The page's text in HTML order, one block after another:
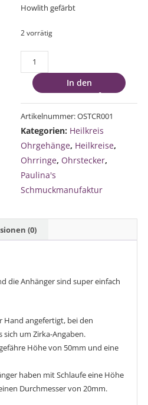
Howlith gefärbt
2 vorrätig
Wechsel-
Schnörkelcreolen
gefärbt
In den
Artikelnummer:OSTCR001
Kategorien: Heilkreis
Ohrgehänge, Heilkreise,
Ohrringe, Ohrstecker,
Paulina's
Schmuckmanufaktur
(0)
die Anhänger sind super einfach
Hand angefertigt, bei den
um Zirka-Angaben.
Höhe von 50mm und eine
haben mit Schlaufe eine Höhe
Durchmesser von 20mm.